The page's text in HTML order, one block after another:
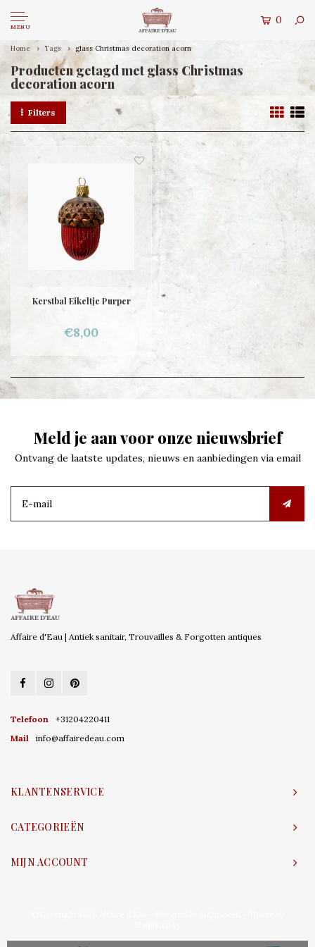
MENU
0
Home Tags glass Christmas decoration acorn
Producten getagd met glass Christmas
decoration acorn
Filters
Kerstbal Eikeltje Purper
€8,00
Meld je aan voor onze nieuwsbrief
Ontvang de laatste updates, nieuws en aanbiedingen via email
Affaire d'Eau | Antiek sanitair, Trouvailles & Forgotten antiques
Telefoon
+31204220411
Mail
info@affairedeau.com
KLANTENSERVICE
CATEGORIEËN
MIJN ACCOUNT